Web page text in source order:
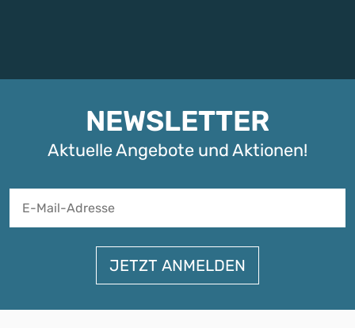
NEWSLETTER
Aktuelle Angebote und Aktionen!